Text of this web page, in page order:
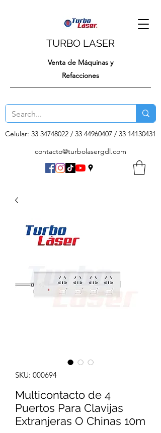
TURBO LASER
Venta de Máquinas y
Refacciones
Celular: 33 34748022 / 33 44960407 / 33 14130431
contacto@turbolasergdl.com
SKU: 000694
Multicontacto de 4
Puertos Para Clavijas
Extranjeras O Chinas 10m